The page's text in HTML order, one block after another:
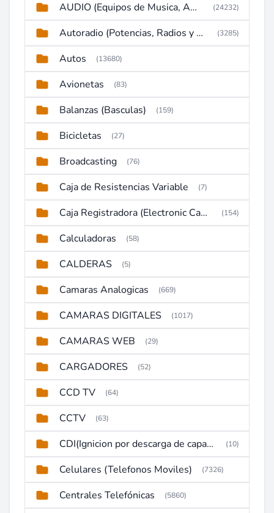
AUDIO (Equipos de Musica, Amplificadores, Reproductores, Etc) (24232)
Autoradio (Potencias, Radios y DVD) (3285)
Autos (13680)
Avionetas (83)
Balanzas (Basculas) (159)
Bicicletas (27)
Broadcasting (76)
Caja de Resistencias Variable (7)
Caja Registradora (Electronic Cash Register) (154)
Calculadoras (58)
CALDERAS (5)
Camaras Analogicas (669)
CAMARAS DIGITALES (1017)
CAMARAS WEB (29)
CARGADORES (52)
CCD TV (64)
CCTV (63)
CDI(Ignicion por descarga de capacitor) (10)
Celulares (Telefonos Moviles) (7326)
Centrales Telefónicas (5860)